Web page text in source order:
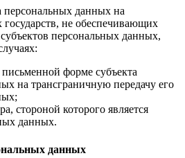
персональных данных на
не обеспечивающих
персональных данных,
письменной форме субъекта
на трансграничную передачу его
стороной которого является
данных.
данных